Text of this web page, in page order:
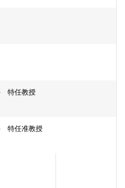
特任教授
特任准教授